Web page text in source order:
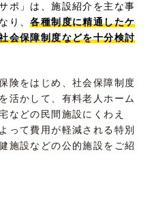
ポ」は、施設紹介を主な事
り、各種制度に精通したケ
会保障制度などを十分検討
険をはじめ、社会保障制度
活かして、有料老人ホーム
などの民間施設にくわえ
って費用が軽減される特別
施設などの公的施設をご紹